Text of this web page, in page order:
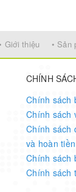
12 V supply
• Giới thiệu • Sản
CHÍNH
Chính sách
Chính sách
Chính sách
và hoàn tiền
Chính sách
Chính sách